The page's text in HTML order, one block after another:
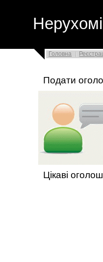
Головна
Подати
Цікаві